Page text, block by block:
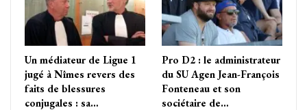
Un médiateur de Ligue 1
jugé à Nîmes revers des
faits de blessures
conjugales : sa…
Pro D2 : le administrateur
du SU Agen Jean-François
Fonteneau et son
sociétaire de…